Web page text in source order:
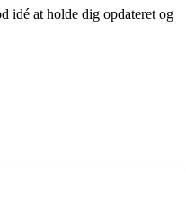
idé at holde dig opdateret og